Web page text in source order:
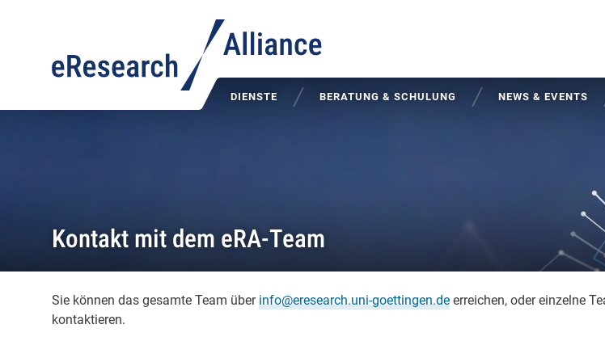
DIENSTE BERATUNG & SCHULUNG NEWS & EVENTS
Kontakt mit dem eRA-Team
Sie können das gesamte Team über info@eresearch.uni-goettingen.de erreichen, oder einzelne
kontaktieren.